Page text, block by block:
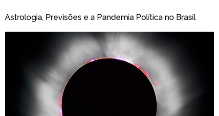
Astrologia, Previsões e a Pandemia Política no Brasil